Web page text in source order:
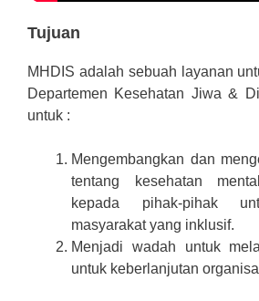
Tujuan
MHDIS adalah sebuah layanan
Departemen Kesehatan Jiwa &
untuk :
Mengembangkan dan
tentang kesehatan
kepada pihak-pihak
masyarakat yang inklusif.
Menjadi wadah untuk
untuk keberlanjutan